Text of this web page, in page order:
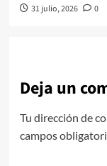
31 julio, 2026 0
Deja un
Tu dirección de
campos